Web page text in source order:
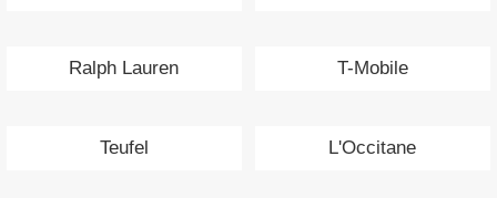
Ralph Lauren T-Mobile
Teufel L'Occitane